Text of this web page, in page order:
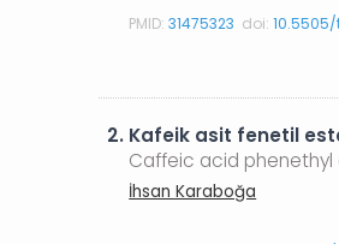
PMID:31475323 doi:
2. Kafeik asit fenetil
Caffeic acid
İhsan Karaboğa